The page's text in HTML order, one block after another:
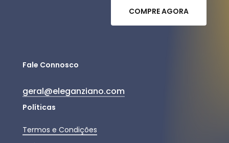
COMPREAGORA
Fale Connosco
geral@eleganziano.com
Políticas
Termos e Condições